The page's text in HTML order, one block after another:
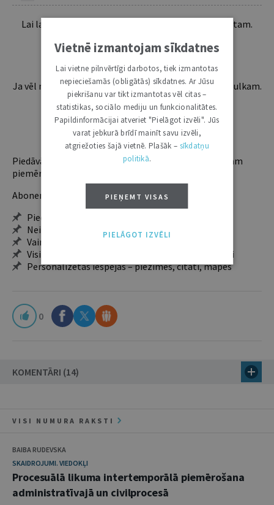
Lai lasītu šo rakstu tālāk, Tev jābūt žurnāla abonentam.
Ja vēl neesi abonents, aicinām pievienoties lasītāju pulkam.
Iegūsi tūlītēju piekļuvi digitālajam saturam!
ABONĒT
Piedāvājam trīs abonementu veidus. Vienam lietotājam
piemērotākais ir "Mazais" (3, 6 un 12 mēnešiem).
Abonentu ieguvumi:
Pieeja jaunākajam izdevumam
Neierobežota pieeja arhīvam – 24 h/7 d.
Vairāk nekā 18 000 rakstu un 2000 autoru
Visi tematiskie numuri un ikgadējie grāmatžurnāli
Personalizētās iespējas – piezīmes, citāti, mapes
0
KOMENTĀRI (14)
VISI NUMURA RAKSTI
BAIBA RUDEVSKA
SKAIDROJUMI. VIEDOKĻI
Procesuālā likuma intertemporālā piemērošana
administratīvajā un civilprocesā
Vietnē izmantojam sīkdatnes
Lai vietne pilnvērtīgi darbotos, tiek izmantotas
nepieciešamās (obligātās) sīkdatnes. Ar Jūsu
piekrišanu var tikt izmantotas vēl citas –
statistikas, sociālo mediju un funkcionalitātes.
Papildinformācijai atveriet "Pielāgot izvēli". Jūs
varat jebkurā brīdī mainīt savu izvēli,
atgriežoties šajā vietnē. Plašāk – sīkdatņu
politikā.
PIEŅEMT VISAS
PIELĀGOT IZVĒLI